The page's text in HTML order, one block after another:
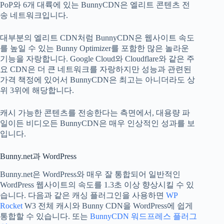
PoP와 6개 대륙에 있는 BunnyCDN은 엘리트 콘텐츠 전
송 네트워크입니다.
대부분의 엘리트 CDN처럼 BunnyCDN은 웹사이트 속도
를 높일 수 있는 Bunny Optimizer를 포함한 많은 놀라운
기능을 자랑합니다. Google Cloud와 Cloudflare와 같은 주
요 CDN은 더 큰 네트워크를 자랑하지만 성능과 관련된
가격 책정에 있어서 BunnyCDN은 최고는 아니더라도 상
위 3위에 해당합니다.
캐시 가능한 콘텐츠를 전송한다는 측면에서, 대용량 파
일이든 비디오든 BunnyCDN은 매우 인상적인 성과를 보
입니다.
Bunny.net과 WordPress
Bunny.net은 WordPress와 매우 잘 통합되어 일반적인
WordPress 웹사이트의 속도를 1.3초 이상 향상시킬 수 있
습니다. 다음과 같은 캐싱 플러그인을 사용하면 WP
Rocket W3 전체 캐시와 Bunny CDN을 WordPress에 쉽게
통합할 수 있습니다. 또는 BunnyCDN 워드프레스 플러그